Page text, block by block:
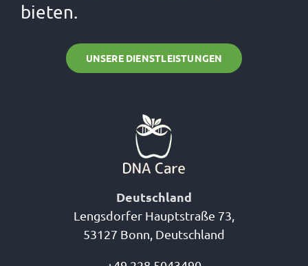
bieten.
UNSERE DIENSTLEISTUNGEN
Deutschland
Lengsdorfer Hauptstraße 73,
53127 Bonn, Deutschland